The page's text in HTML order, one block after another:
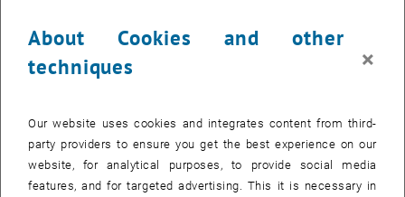
eine der wichtigsten Radialstraßen Wiens, die zu den ältesten und
prägendsten Elementen der Stadt gehören. Als Verbindungsachse
zwischen der Kernstadt und dem Wiener Süden ist die Triester
Radi(k)ale Transformation
Die Triester Straße war seit ihren Ursprüngen in der Römerzeit
vielfältigen Transformationsprozessen ausgesetzt, die nicht immer
About Cookies and other
techniques
×
Our website uses cookies and integrates content from third-
party providers to ensure you get the best experience on our
website, for analytical purposes, to provide social media
features, and for targeted advertising. This it is necessary in